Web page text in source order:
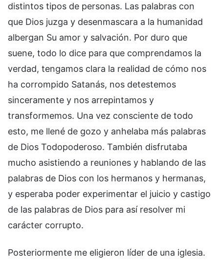
distintos tipos de personas. Las palabras con
que Dios juzga y desenmascara a la humanidad
albergan Su amor y salvación. Por duro que
suene, todo lo dice para que comprendamos la
verdad, tengamos clara la realidad de cómo nos
ha corrompido Satanás, nos detestemos
sinceramente y nos arrepintamos y
transformemos. Una vez consciente de todo
esto, me llené de gozo y anhelaba más palabras
de Dios Todopoderoso. También disfrutaba
mucho asistiendo a reuniones y hablando de las
palabras de Dios con los hermanos y hermanas,
y esperaba poder experimentar el juicio y castigo
de las palabras de Dios para así resolver mi
carácter corrupto.
Posteriormente me eligieron líder de una iglesia.